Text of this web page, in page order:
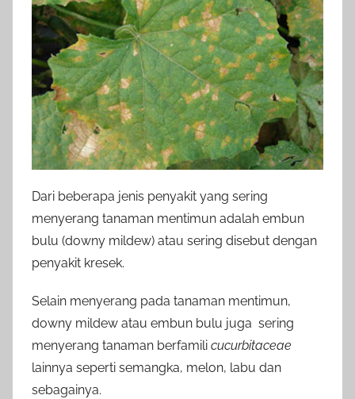
Dari beberapa jenis penyakit yang sering
menyerang tanaman mentimun adalah embun
bulu (downy mildew) atau sering disebut dengan
penyakit kresek.
Selain menyerang pada tanaman mentimun,
downy mildew atau embun bulu juga sering
menyerang tanaman berfamili cucurbitaceae
lainnya seperti semangka, melon, labu dan
sebagainya.